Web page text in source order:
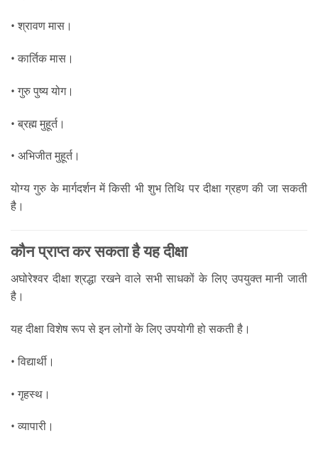
• श्रावण मास।
• कार्तिक मास।
• गुरु पुष्य योग।
• ब्रह्म मुहूर्त।
• अभिजीत मुहूर्त।
योग्य गुरु के मार्गदर्शन में किसी भी शुभ तिथि पर दीक्षा ग्रहण की जा सकती
है।
कौन प्राप्त कर सकता है यह दीक्षा
अघोरेश्वर दीक्षा श्रद्धा रखने वाले सभी साधकों के लिए उपयुक्त मानी जाती
है।
यह दीक्षा विशेष रूप से इन लोगों के लिए उपयोगी हो सकती है।
• विद्यार्थी।
• गृहस्थ।
• व्यापारी।